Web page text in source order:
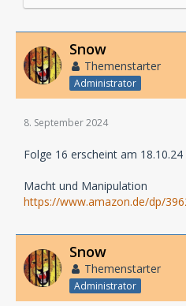
Snow
Themenstarter
Administrator
8. September 2024
Folge 16 erscheint am 18.10.24
Macht und Manipulation
https://www.amazon.de/dp/
Snow
Themenstarter
Administrator